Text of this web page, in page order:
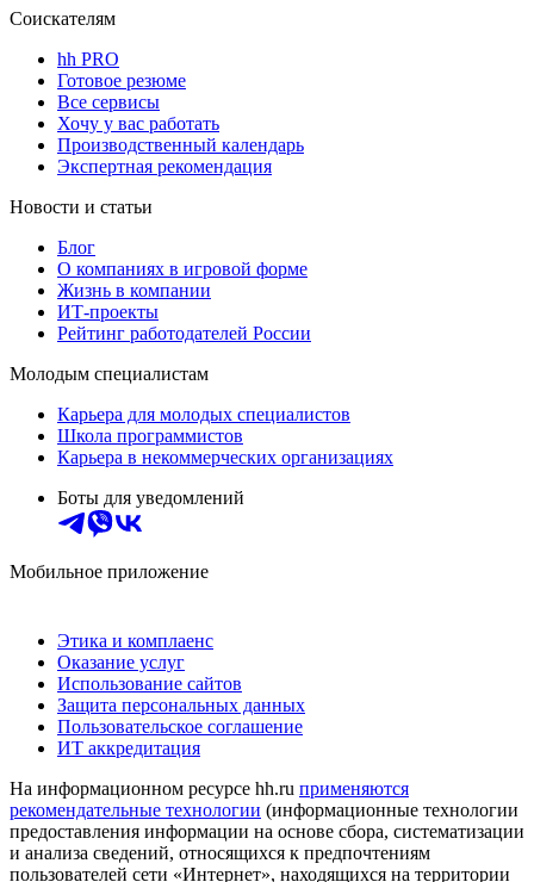
Соискателям
hh PRO
Готовое резюме
Все сервисы
Хочу у вас работать
Производственный календарь
Экспертная рекомендация
Новости и статьи
Блог
О компаниях в игровой форме
Жизнь в компании
ИТ-проекты
Рейтинг работодателей России
Молодым специалистам
Карьера для молодых специалистов
Школа программистов
Карьера в некоммерческих организациях
Боты для уведомлений
Мобильное приложение
Этика и комплаенс
Оказание услуг
Использование сайтов
Защита персональных данных
Пользовательское соглашение
ИТ аккредитация
На информационном ресурсе hh.ru применяются
рекомендательные технологии (информационные технологии
предоставления информации на основе сбора, систематизации
и анализа сведений, относящихся к предпочтениям
пользователей сети «Интернет», находящихся на территории